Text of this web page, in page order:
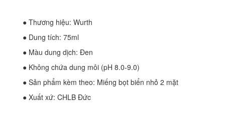
● Thương hiệu: Wurth
● Dung tích: 75ml
● Màu dung dịch: Đen
● Không chứa dung môi (pH 8.0-9.0)
● Sản phẩm kèm theo: Miếng bọt biển nhỏ 2 mặt
● Xuất xứ: CHLB Đức